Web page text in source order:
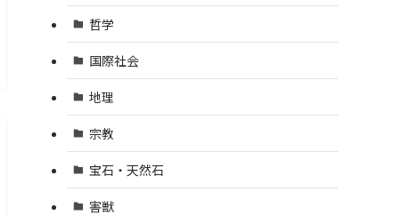
哲学
国際社会
地理
宗教
宝石・天然石
害獣